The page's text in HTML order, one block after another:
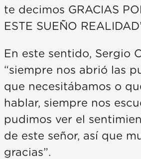
te decimos GRACIAS
ESTE SUEÑO
En este sentido, Sergio
“siempre nos abrió las
que necesitábamos o
hablar, siempre nos
pudimos ver el
de este señor, así que
gracias”.